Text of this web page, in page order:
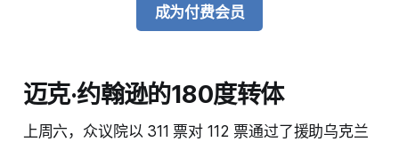
成为付费会员
迈克·约翰逊的180度转体
上周六，众议院以 311 票对 112 票通过了援助乌克兰